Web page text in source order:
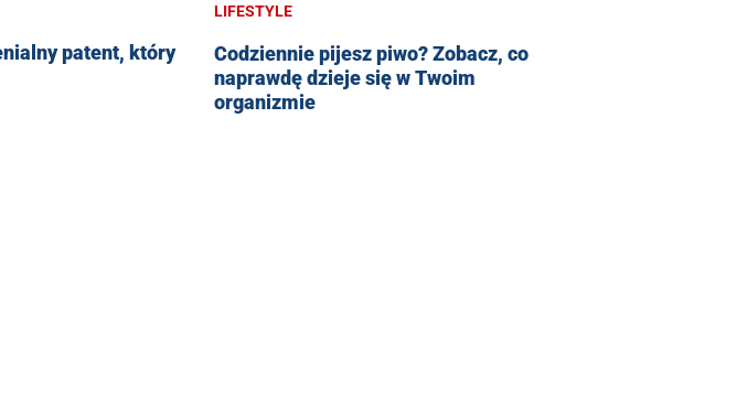
patent, który
LIFESTYLE
Codziennie pijesz piwo? Zobacz, co
naprawdę dzieje się w Twoim
organizmie